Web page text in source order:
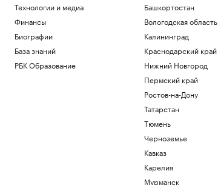
Технологии и медиа
Финансы
Биографии
База знаний
РБК Образование
Башкортостан
Вологодская область
Калининград
Краснодарский край
Нижний Новгород
Пермский край
Ростов-на-Дону
Татарстан
Тюмень
Черноземье
Кавказ
Карелия
Мурманск